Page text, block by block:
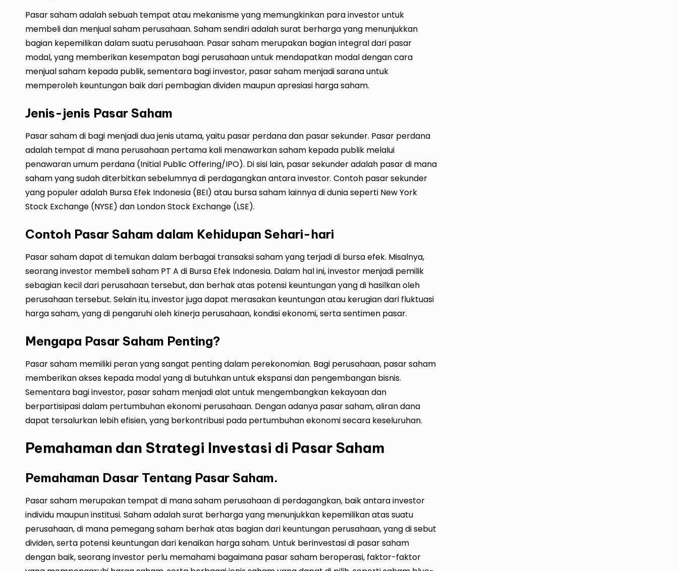
Pasar saham adalah sebuah tempat atau mekanisme yang memungkinkan para investor untuk
membeli dan menjual saham perusahaan. Saham sendiri adalah surat berharga yang menunjukkan
bagian kepemilikan dalam suatu perusahaan. Pasar saham merupakan bagian integral dari pasar
modal, yang memberikan kesempatan bagi perusahaan untuk mendapatkan modal dengan cara
menjual saham kepada publik, sementara bagi investor, pasar saham menjadi sarana untuk
memperoleh keuntungan baik dari pembagian dividen maupun apresiasi harga saham.
Jenis-jenis Pasar Saham
Pasar saham di bagi menjadi dua jenis utama, yaitu pasar perdana dan pasar sekunder. Pasar perdana
adalah tempat di mana perusahaan pertama kali menawarkan saham kepada publik melalui
penawaran umum perdana (Initial Public Offering/IPO). Di sisi lain, pasar sekunder adalah pasar di mana
saham yang sudah diterbitkan sebelumnya di perdagangkan antara investor. Contoh pasar sekunder
yang populer adalah Bursa Efek Indonesia (BEI) atau bursa saham lainnya di dunia seperti New York
Stock Exchange (NYSE) dan London Stock Exchange (LSE).
Contoh Pasar Saham dalam Kehidupan Sehari-hari
Pasar saham dapat di temukan dalam berbagai transaksi saham yang terjadi di bursa efek. Misalnya,
seorang investor membeli saham PT A di Bursa Efek Indonesia. Dalam hal ini, investor menjadi pemilik
sebagian kecil dari perusahaan tersebut, dan berhak atas potensi keuntungan yang di hasilkan oleh
perusahaan tersebut. Selain itu, investor juga dapat merasakan keuntungan atau kerugian dari fluktuasi
harga saham, yang di pengaruhi oleh kinerja perusahaan, kondisi ekonomi, serta sentimen pasar.
Mengapa Pasar Saham Penting?
Pasar saham memiliki peran yang sangat penting dalam perekonomian. Bagi perusahaan, pasar saham
memberikan akses kepada modal yang di butuhkan untuk ekspansi dan pengembangan bisnis.
Sementara bagi investor, pasar saham menjadi alat untuk mengembangkan kekayaan dan
berpartisipasi dalam pertumbuhan ekonomi perusahaan. Dengan adanya pasar saham, aliran dana
dapat tersalurkan lebih efisien, yang berkontribusi pada pertumbuhan ekonomi secara keseluruhan.
Pemahaman dan Strategi Investasi di Pasar Saham
Pemahaman Dasar Tentang Pasar Saham.
Pasar saham merupakan tempat di mana saham perusahaan di perdagangkan, baik antara investor
individu maupun institusi. Saham adalah surat berharga yang menunjukkan kepemilikan atas suatu
perusahaan, di mana pemegang saham berhak atas bagian dari keuntungan perusahaan, yang di sebut
dividen, serta potensi keuntungan dari kenaikan harga saham. Untuk berinvestasi di pasar saham
dengan baik, seorang investor perlu memahami bagaimana pasar saham beroperasi, faktor-faktor